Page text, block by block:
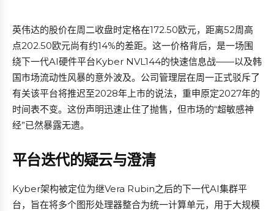
英伟达的股价在周二收盘时定格在172.50欧元，距离52周高
点202.50欧元尚有约14%的差距。这一价格背后，是一场围
绕下一代AI硬件平台Kyber NVL144的快速信息战——以及韩
国市场流动性风暴的意外波及。公司管理层在周一正式驳斥了
有关该平台将推迟至2028年上市的说法，重申原定2027年的
时间表不变。这份声明迅速止住了抛售，但市场的“超敏感神
经”已然暴露无遗。
平台迭代的疑云与澄清
Kyber架构被定位为继Vera Rubin之后的下一代AI集群平
台，旨在将多个图形处理器整合为统一计算单元，用于大规模